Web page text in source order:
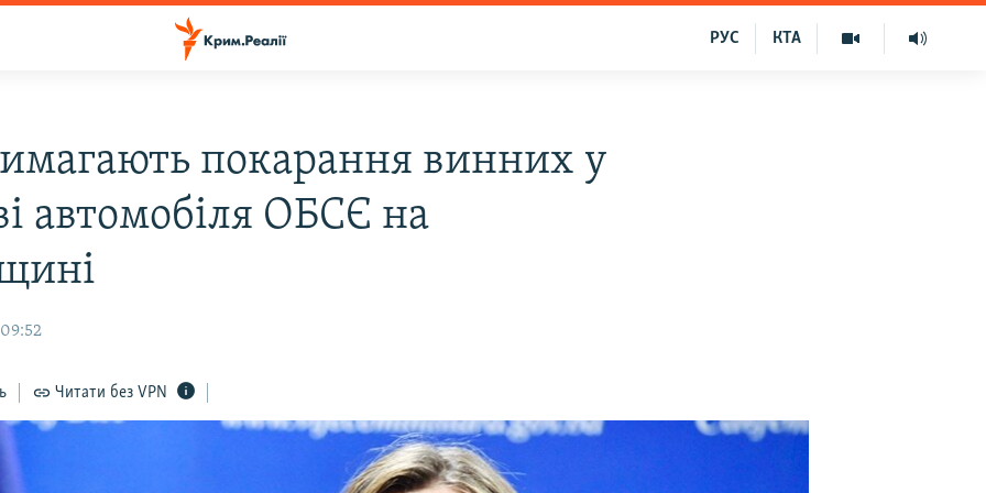
КТА
РУС
покарання винних у
автомобіля ОБСЄ на
09:52
Читати без VPN